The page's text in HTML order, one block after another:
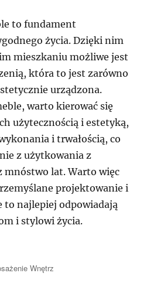
to fundament
życia. Dzięki nim
mieszkaniu możliwe jest
która to jest zarówno
urządzona.
warto kierować się
użytecznością i estetyką,
i trwałością, co
z użytkowania z
mnóstwo lat. Warto więc
projektowanie i
najlepiej odpowiadają
i stylowi życia.
Wnętrz